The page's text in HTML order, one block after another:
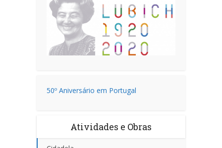
50º Aniversário em Portugal
Atividades e Obras